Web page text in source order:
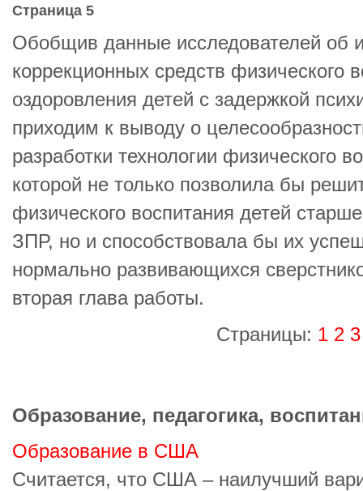
Страница 5
Обобщив данные исследователей об
коррекционных средств физического
оздоровления детей с задержкой
приходим к выводу о
разработки технологии физического
которой не только позволила бы
физического воспитания детей
ЗПР, но и способствовала бы их
нормально развивающихся
вторая глава работы.
Страницы: 1 2 3
Образование, педагогика,
Образование в США
Считается, что США – наилучший